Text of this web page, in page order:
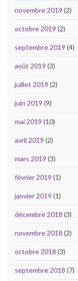
novembre 2019 (2)
octobre 2019 (2)
septembre 2019 (4)
août 2019 (3)
juillet 2019 (2)
juin 2019 (9)
mai 2019 (10)
avril 2019 (2)
mars 2019 (3)
février 2019 (1)
janvier 2019 (1)
décembre 2018 (3)
novembre 2018 (2)
octobre 2018 (3)
septembre 2018 (7)